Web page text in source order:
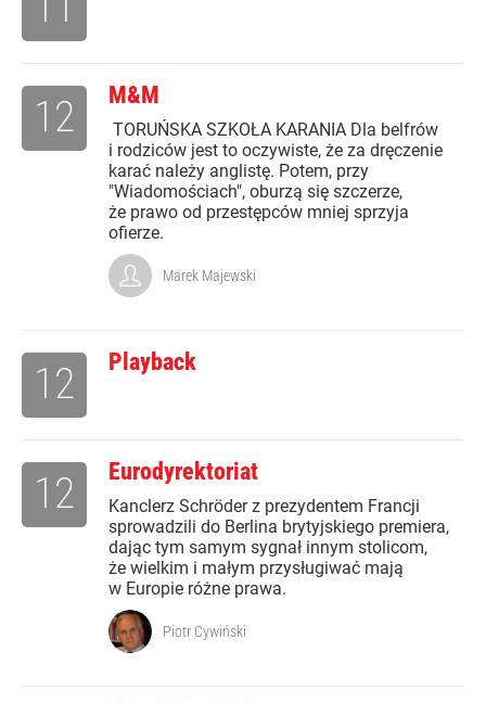
M&M
TORUŃSKA SZKOŁA KARANIA Dla belfrów
i rodziców jest to oczywiste, że za dręczenie
karać należy anglistę. Potem, przy
"Wiadomościach", oburzą się szczerze,
że prawo od przestępców mniej sprzyja
ofierze.
12
Marek Majewski
Playback
12
Eurodyrektoriat
Kanclerz Schröder z prezydentem Francji
sprowadzili do Berlina brytyjskiego premiera,
dając tym samym sygnał innym stolicom,
że wielkim i małym przysługiwać mają
w Europie różne prawa.
12
Piotr Cywiński